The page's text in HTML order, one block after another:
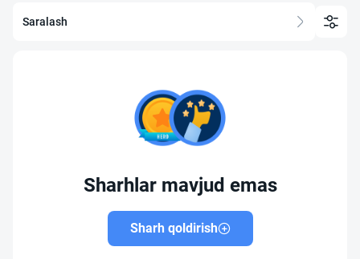
Saralash
Sharhlar mavjud emas
Sharh qoldirish